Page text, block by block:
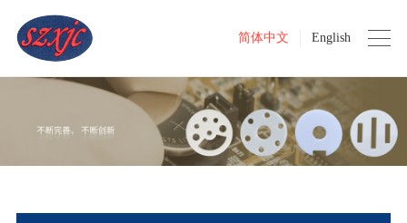
简体中文 English